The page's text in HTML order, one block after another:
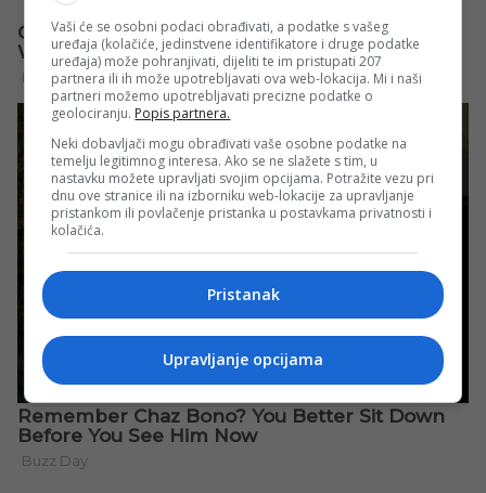
Vaši će se osobni podaci obrađivati, a podatke s vašeg
uređaja (kolačiće, jedinstvene identifikatore i druge podatke
uređaja) može pohranjivati, dijeliti te im pristupati 207
partnera ili ih može upotrebljavati ova web-lokacija. Mi i naši
partneri možemo upotrebljavati precizne podatke o
geolociranju. Popis partnera.
Neki dobavljači mogu obrađivati vaše osobne podatke na
temelju legitimnog interesa. Ako se ne slažete s tim, u
nastavku možete upravljati svojim opcijama. Potražite vezu pri
dnu ove stranice ili na izborniku web-lokacije za upravljanje
pristankom ili povlačenje pristanka u postavkama privatnosti i
kolačića.
Pristanak
Upravljanje opcijama